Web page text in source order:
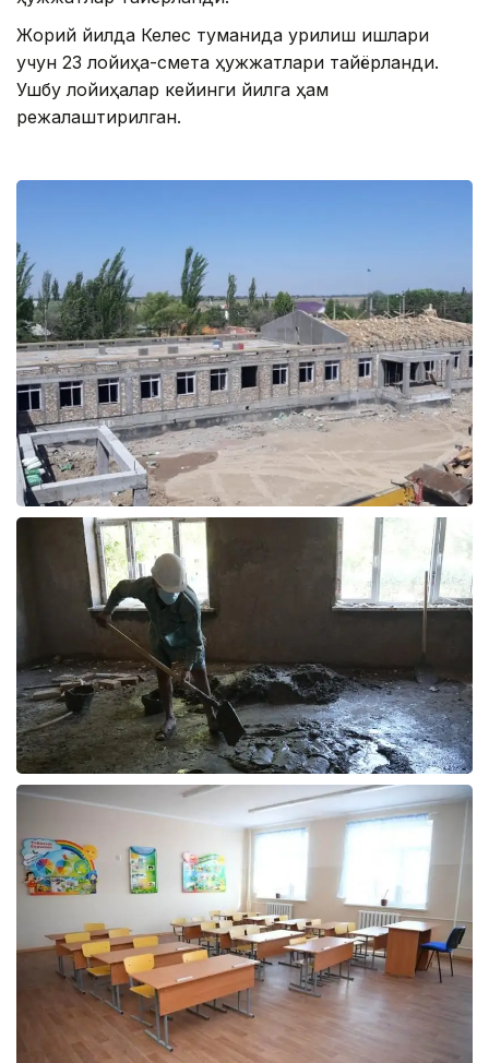
Жорий йилда Келес туманида қурилиш ишлари
учун 23 лойиҳа-смета ҳужжатлари тайёрланди.
Ушбу лойиҳалар кейинги йилга ҳам
режалаштирилган.